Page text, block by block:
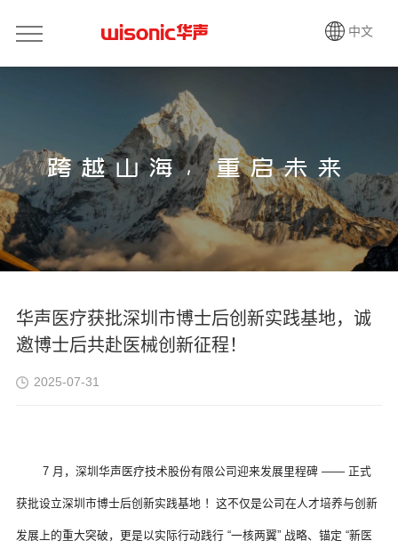
中文
跨越山海，重启未来
华声医疗获批深圳市博士后创新实践基地，诚
邀博士后共赴医械创新征程！
2025-07-31
获批设立深圳市博士后创新实践基地 ！这不仅是公司在人才培养与创新
发展上的重大突破，更是以实际行动践行 “一核两翼” 战略、锚定 “新医